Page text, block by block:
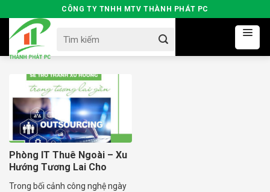
to
content
CÔNG TY TNHH MTV THÀNH PHÁT PC
for:
Phòng IT Thuê Ngoài – Xu
Hướng Tương Lai Cho
Doanh Nghiệp
Trong bối cảnh công nghệ ngày